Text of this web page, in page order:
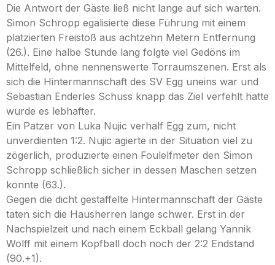
Die Antwort der Gäste ließ nicht lange auf sich warten.
Simon Schropp egalisierte diese Führung mit einem
platzierten Freistoß aus achtzehn Metern Entfernung
(26.). Eine halbe Stunde lang folgte viel Gedöns im
Mittelfeld, ohne nennenswerte Torraumszenen. Erst als
sich die Hintermannschaft des SV Egg uneins war und
Sebastian Enderles Schuss knapp das Ziel verfehlt hatte
wurde es lebhafter.
Ein Patzer von Luka Nujic verhalf Egg zum, nicht
unverdienten 1:2. Nujic agierte in der Situation viel zu
zögerlich, produzierte einen Foulelfmeter den Simon
Schropp schließlich sicher in dessen Maschen setzen
konnte (63.).
Gegen die dicht gestaffelte Hintermannschaft der Gäste
taten sich die Hausherren lange schwer. Erst in der
Nachspielzeit und nach einem Eckball gelang Yannik
Wolff mit einem Kopfball doch noch der 2:2 Endstand
(90.+1).